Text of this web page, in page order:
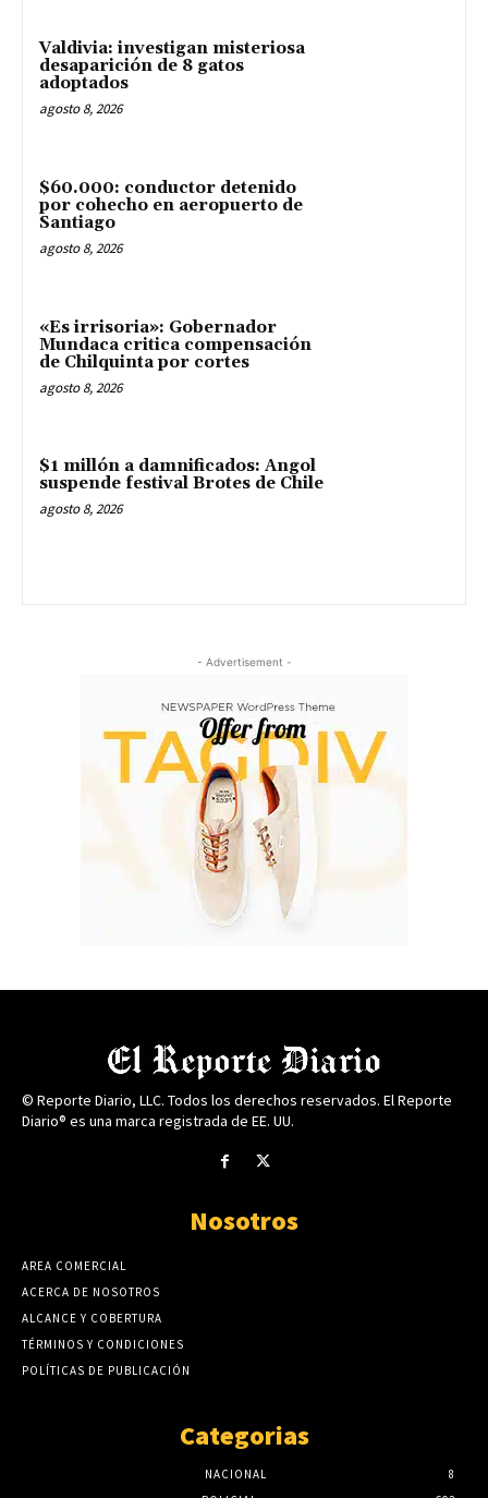
Valdivia: investigan misteriosa
desaparición de 8 gatos
adoptados
agosto 8, 2026
$60.000: conductor detenido
por cohecho en aeropuerto de
Santiago
agosto 8, 2026
«Es irrisoria»: Gobernador
Mundaca critica compensación
de Chilquinta por cortes
agosto 8, 2026
$1 millón a damnificados: Angol
suspende festival Brotes de Chile
agosto 8, 2026
- Advertisement -
© Reporte Diario, LLC. Todos los derechos reservados. El Reporte
Diario® es una marca registrada de EE. UU.
Nosotros
AREA COMERCIAL
ACERCA DE NOSOTROS
ALCANCE Y COBERTURA
TÉRMINOS Y CONDICIONES
POLÍTICAS DE PUBLICACIÓN
Categorias
NACIONAL
8